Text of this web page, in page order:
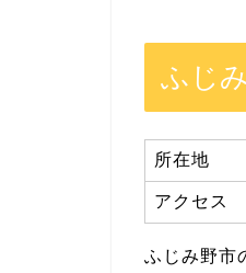
ふじ
所在地
アクセス
ふじみ野市